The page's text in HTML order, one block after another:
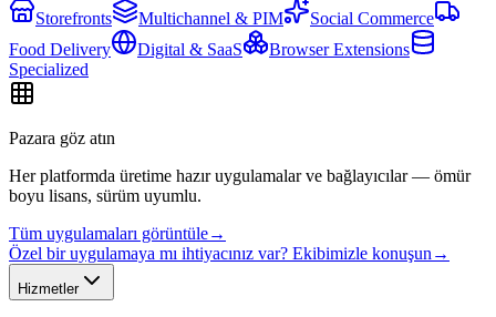
Storefronts
Multichannel & PIM
Social Commerce
Food Delivery
Digital & SaaS
Browser Extensions
Specialized
Pazara göz atın
Her platformda üretime hazır uygulamalar ve bağlayıcılar — ömür
boyu lisans, sürüm uyumlu.
Tüm uygulamaları görüntüle→
Özel bir uygulamaya mı ihtiyacınız var? Ekibimizle konuşun →
Hizmetler